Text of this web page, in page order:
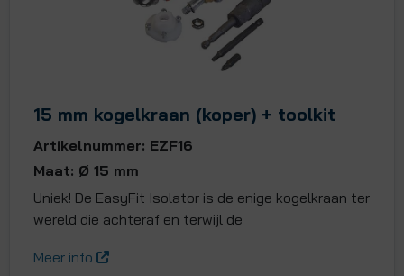
15 mm kogelkraan (koper) + toolkit
Artikelnummer: EZF16
Maat: Ø 15 mm
Uniek! De EasyFit Isolator is de enige kogelkraan ter
wereld die achteraf en terwijl de
Meer info